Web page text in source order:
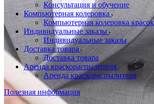
Консультация и обучение
Компьютерная колеровка
Компьютерная колеровка красок
Индивидуальные заказы
Индивидуальные заказы
Доставка товара
Доставка товара
Аренда краскораспылителя
Аренда краскораспылителя
Полезная информация